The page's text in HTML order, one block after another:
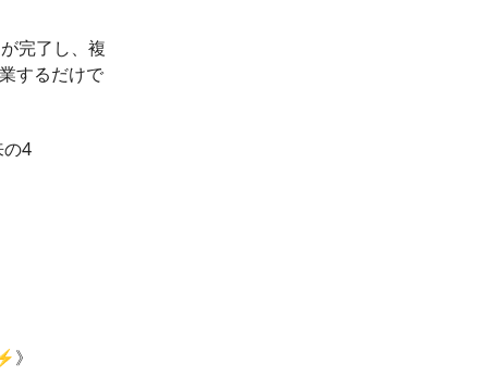
完了し、複
するだけで
4
》